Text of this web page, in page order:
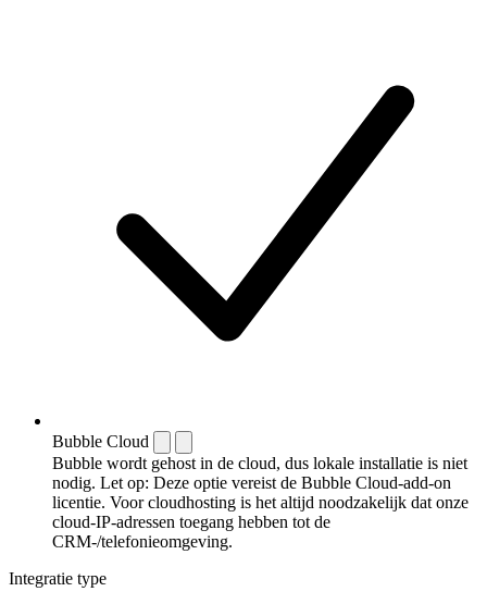
Bubble Cloud
Bubble wordt gehost in de cloud, dus lokale installatie is niet
nodig. Let op: Deze optie vereist de Bubble Cloud-add-on
licentie. Voor cloudhosting is het altijd noodzakelijk dat onze
cloud-IP-adressen toegang hebben tot de
CRM-/telefonieomgeving.
Integratie type